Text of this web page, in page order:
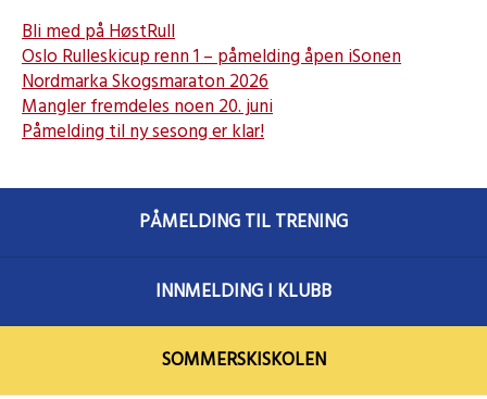
Bli med på HøstRull
Oslo Rulleskicup renn 1 – påmelding åpen iSonen
Nordmarka Skogsmaraton 2026
Mangler fremdeles noen 20. juni
Påmelding til ny sesong er klar!
PÅMELDING TIL TRENING
INNMELDING I KLUBB
SOMMERSKISKOLEN